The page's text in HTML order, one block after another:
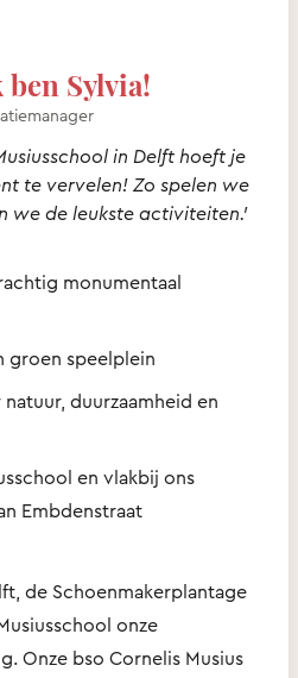
Sylvia!
in Delft hoeft je
te vervelen! Zo spelen we
we de leukste activiteiten.'
monumentaal
groen speelplein
duurzaamheid en
en vlakbij ons
Embdenstraat
de Schoenmakerplantage
onze
Onze bso Cornelis Musius